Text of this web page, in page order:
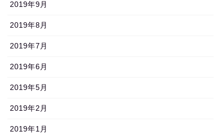
2019年9月
2019年8月
2019年7月
2019年6月
2019年5月
2019年2月
2019年1月